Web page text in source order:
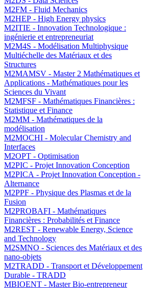
M2FM - Fluid Mechanics
M2HEP - High Energy physics
M2ITIE - Innovation Technologique :
ingénierie et entrepreneuriat
M2M4S - Modélisation Multiphysique
Multiéchelle des Matériaux et des
Structures
M2MAMSV - Master 2 Mathématiques et
Applications - Mathématiques pour les
Sciences du Vivant
M2MFSF - Mathématiques Financières :
Statistique et Finance
M2MM - Mathématiques de la
modélisation
M2MOCHI - Molecular Chemistry and
Interfaces
M2OPT - Optimisation
M2PIC - Projet Innovation Conception
M2PICA - Projet Innovation Conception -
Alternance
M2PPF - Physique des Plasmas et de la
Fusion
M2PROBAFI - Mathématiques
Financières : Probabilités et Finance
M2REST - Renewable Energy, Science
and Technology
M2SMNO - Sciences des Matériaux et des
nano-objets
M2TRADD - Transport et Développement
Durable - TRADD
MBIOENT - Master Bio-entrepreneur